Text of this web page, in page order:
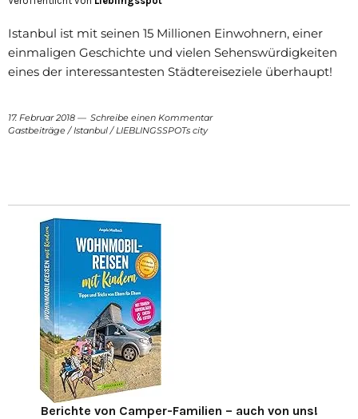
Istanbul ist mit seinen 15 Millionen Einwohnern, einer
einmaligen Geschichte und vielen Sehenswürdigkeiten
eines der interessantesten Städtereiseziele überhaupt!
17. Februar 2018
Schreibe einen Kommentar
Gastbeiträge/Istanbul/LIEBLINGSSPOTs city
Berichte von Camper-Familien – auch von uns!